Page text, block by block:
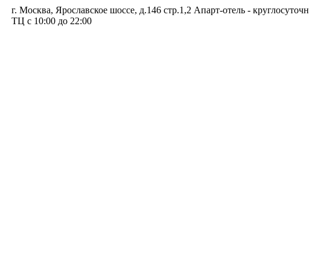
г. Москва, Ярославское шоссе, д.146 стр.1,2 Апарт-отель -
ТЦ с 10:00 до 22:00